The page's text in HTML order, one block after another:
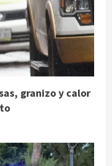
granizo y calor
lluvias intensas,
desmiente
Policy sobre